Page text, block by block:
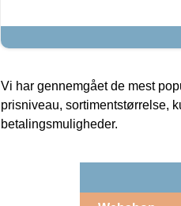
Vi har gennemgået de mest
prisniveau, sortimentstørrelse,
betalingsmuligheder.